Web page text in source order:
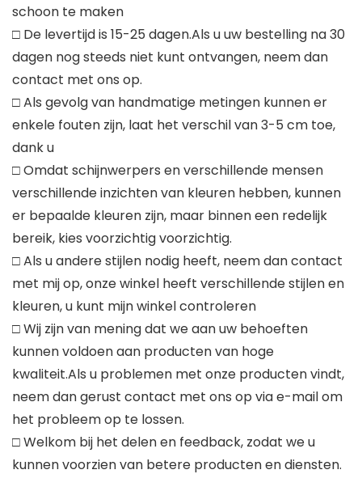
schoon te maken
□ De levertijd is 15-25 dagen.Als u uw bestelling na 30
dagen nog steeds niet kunt ontvangen, neem dan
contact met ons op.
□ Als gevolg van handmatige metingen kunnen er
enkele fouten zijn, laat het verschil van 3-5 cm toe,
dank u
□ Omdat schijnwerpers en verschillende mensen
verschillende inzichten van kleuren hebben, kunnen
er bepaalde kleuren zijn, maar binnen een redelijk
bereik, kies voorzichtig voorzichtig.
□ Als u andere stijlen nodig heeft, neem dan contact
met mij op, onze winkel heeft verschillende stijlen en
kleuren, u kunt mijn winkel controleren
□ Wij zijn van mening dat we aan uw behoeften
kunnen voldoen aan producten van hoge
kwaliteit.Als u problemen met onze producten vindt,
neem dan gerust contact met ons op via e-mail om
het probleem op te lossen.
□ Welkom bij het delen en feedback, zodat we u
kunnen voorzien van betere producten en diensten.